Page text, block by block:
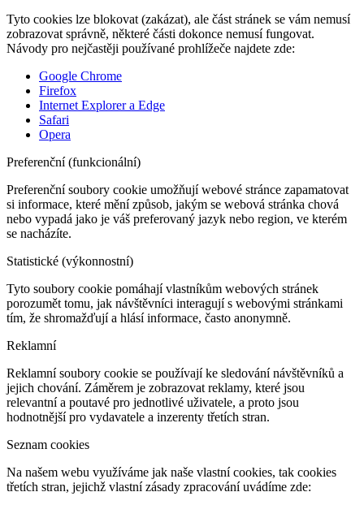
Tyto cookies lze blokovat (zakázat), ale část stránek se vám nemusí
zobrazovat správně, některé části dokonce nemusí fungovat.
Návody pro nejčastěji používané prohlížeče najdete zde:
Google Chrome
Firefox
Internet Explorer a Edge
Safari
Opera
Preferenční (funkcionální)
Preferenční soubory cookie umožňují webové stránce zapamatovat
si informace, které mění způsob, jakým se webová stránka chová
nebo vypadá jako je váš preferovaný jazyk nebo region, ve kterém
se nacházíte.
Statistické (výkonnostní)
Tyto soubory cookie pomáhají vlastníkům webových stránek
porozumět tomu, jak návštěvníci interagují s webovými stránkami
tím, že shromažďují a hlásí informace, často anonymně.
Reklamní
Reklamní soubory cookie se používají ke sledování návštěvníků a
jejich chování. Záměrem je zobrazovat reklamy, které jsou
relevantní a poutavé pro jednotlivé uživatele, a proto jsou
hodnotnější pro vydavatele a inzerenty třetích stran.
Seznam cookies
Na našem webu využíváme jak naše vlastní cookies, tak cookies
třetích stran, jejichž vlastní zásady zpracování uvádíme zde: